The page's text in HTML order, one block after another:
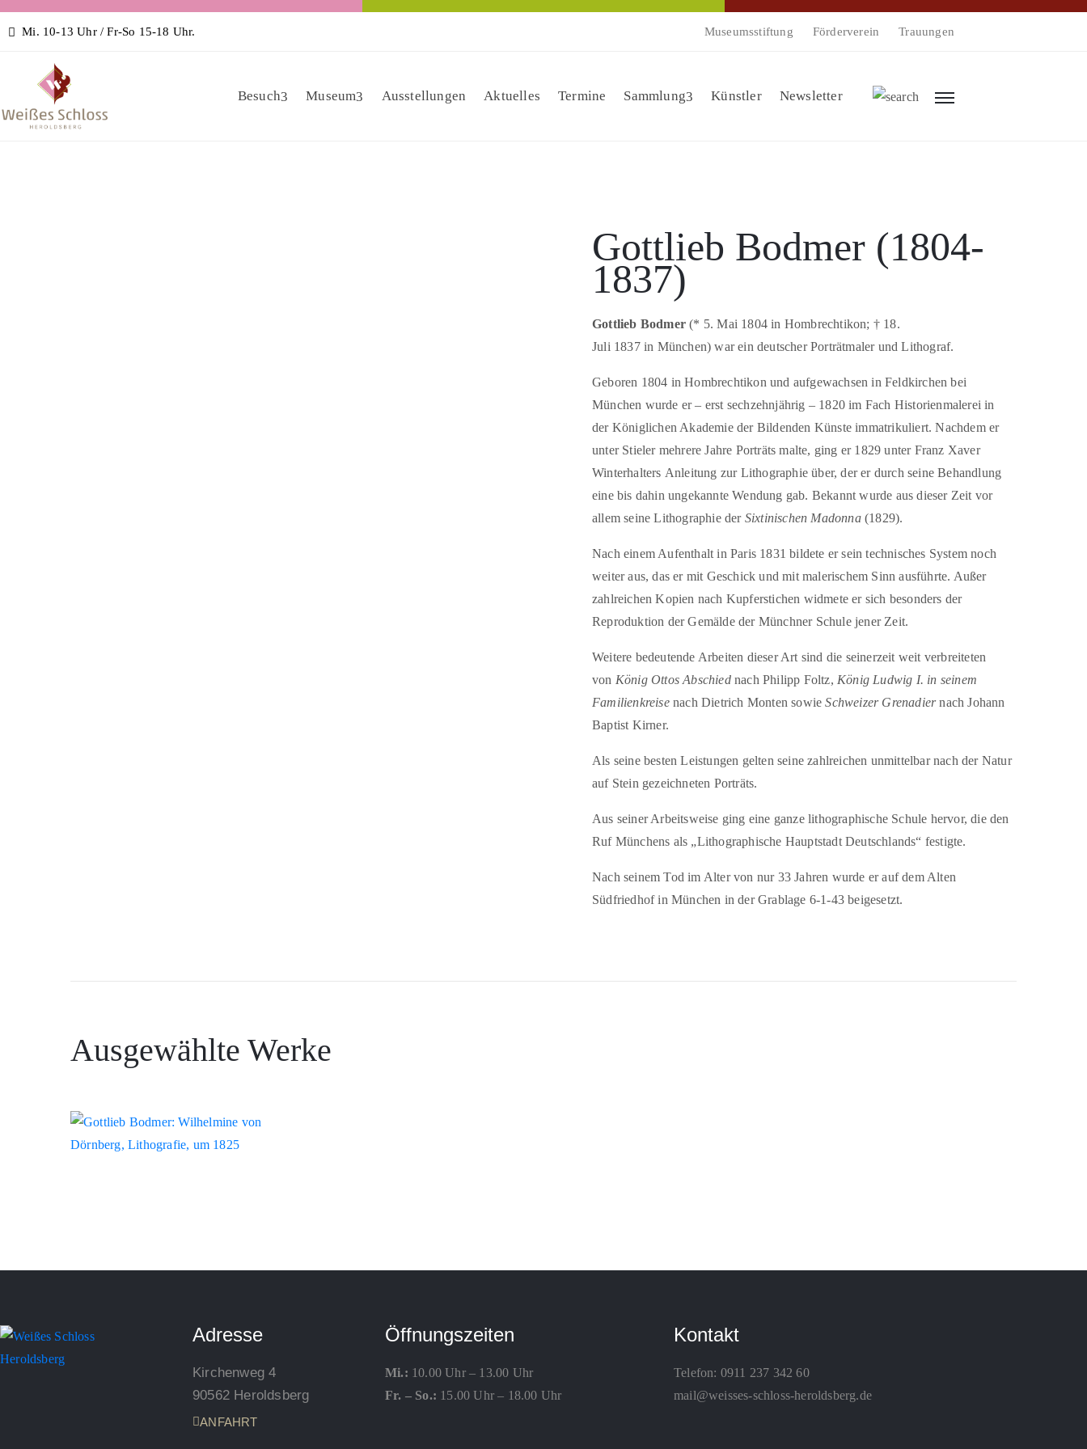
Mi. 10-13 Uhr / Fr-So 15-18 Uhr. Museumsstiftung Förderverein Trauungen
Besuch Museum Ausstellungen Aktuelles Termine Sammlung Künstler Newsletter
Gottlieb Bodmer (1804-
1837)
Gottlieb Bodmer (* 5. Mai 1804 in Hombrechtikon; † 18.
Juli 1837 in München) war ein deutscher Porträtmaler und Lithograf.
Geboren 1804 in Hombrechtikon und aufgewachsen in Feldkirchen bei
München wurde er – erst sechzehnjährig – 1820 im Fach Historienmalerei in
der Königlichen Akademie der Bildenden Künste immatrikuliert. Nachdem er
unter Stieler mehrere Jahre Porträts malte, ging er 1829 unter Franz Xaver
Winterhalters Anleitung zur Lithographie über, der er durch seine Behandlung
eine bis dahin ungekannte Wendung gab. Bekannt wurde aus dieser Zeit vor
allem seine Lithographie der Sixtinischen Madonna(1829).
Nach einem Aufenthalt in Paris 1831 bildete er sein technisches System noch
weiter aus, das er mit Geschick und mit malerischem Sinn ausführte. Außer
zahlreichen Kopien nach Kupferstichen widmete er sich besonders der
Reproduktion der Gemälde der Münchner Schule jener Zeit.
Weitere bedeutende Arbeiten dieser Art sind die seinerzeit weit verbreiteten
von König Ottos Abschiednach Philipp Foltz, König Ludwig I. in seinem
Familienkreisenach Dietrich Monten sowieSchweizer Grenadiernach Johann
Baptist Kirner.
Als seine besten Leistungen gelten seine zahlreichen unmittelbar nach der Natur
auf Stein gezeichneten Porträts.
Aus seiner Arbeitsweise ging eine ganze lithographische Schule hervor, die den
Ruf Münchens als „Lithographische Hauptstadt Deutschlands“ festigte.
Nach seinem Tod im Alter von nur 33 Jahren wurde er auf dem Alten
Südfriedhof in München in der Grablage 6-1-43 beigesetzt.
Ausgewählte Werke
Adresse
Kirchenweg 4
90562 Heroldsberg
ANFAHRT
Öffnungszeiten
Mi.: 10.00 Uhr – 13.00 Uhr
Fr. – So.: 15.00 Uhr – 18.00 Uhr
Kontakt
Telefon: 0911 237 342 60
mail@weisses-schloss-heroldsberg.de